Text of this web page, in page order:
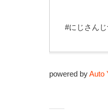
#にじさん
powered byAuto